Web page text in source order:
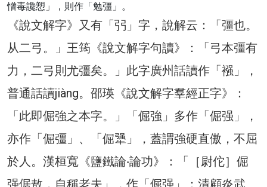
憎毒讒愬」，則作「勉彊」。
《說文解字》又有「弜」字，說解云：「彊也。
从二弓。」王筠《說文解字句讀》：「弓本彊有
力，二弓則尤彊矣。」此字廣州話讀作「襁」，
普通話讀jiàng。邵瑛《說文解字羣經正字》：
「此即倔強之本字。」「倔強」多作「倔强」，
亦作「倔彊」、「倔犟」，蓋謂強硬直傲，不屈
於人。漢桓寬《鹽鐵論‧論功》：「［尉佗］倔
强倨敖，自稱老夫」，作「倔强」；清顧炎武